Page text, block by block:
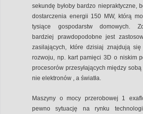
sekundę byłoby bardzo niepraktyczne,
dostarczenia energii 150 MW, którą
tysiące gospodarstw domowych.
bardziej prawdopodobne jest
zasilających, które dzisiaj znajdują
rozwoju, np. kart pamięci 3D o niskim
procesorów przesyłających między
nie elektronów , a światła.
Maszyny o mocy przerobowej 1
pewno sytuację na rynku technologii